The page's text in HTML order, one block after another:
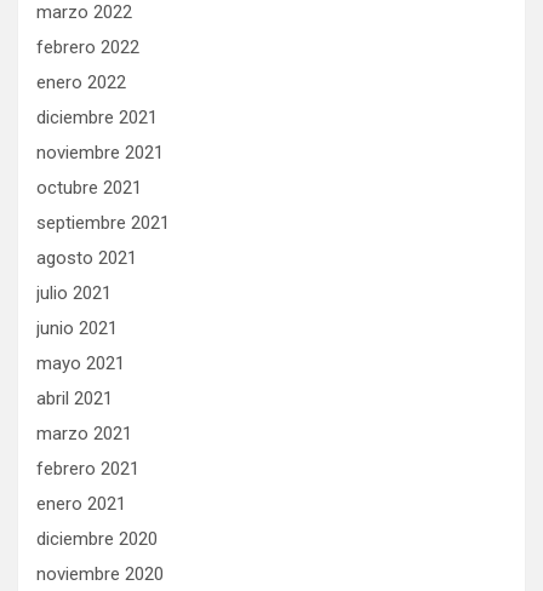
marzo 2022
febrero 2022
enero 2022
diciembre 2021
noviembre 2021
octubre 2021
septiembre 2021
agosto 2021
julio 2021
junio 2021
mayo 2021
abril 2021
marzo 2021
febrero 2021
enero 2021
diciembre 2020
noviembre 2020